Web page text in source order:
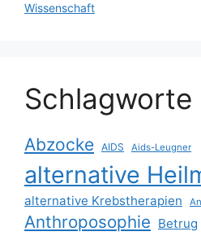
Wissenschaft
Schlagworte
Abzocke AIDS Aids-Leugner
alternative
alternative Krebstherapien
Anthroposophie Betrug